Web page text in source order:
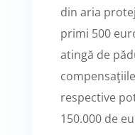
din aria
primi 500
atingă de
respective
150.000 de